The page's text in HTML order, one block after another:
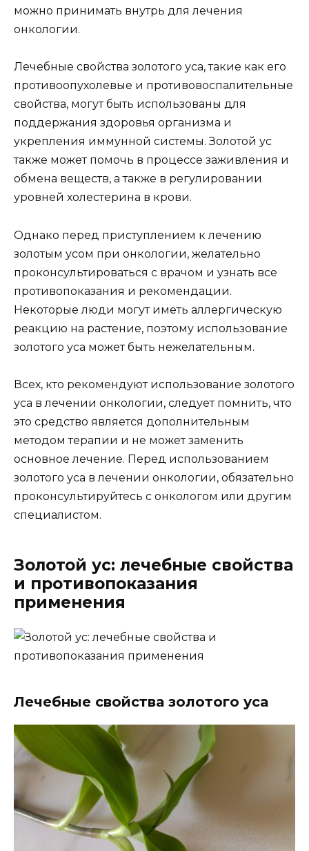
можно принимать внутрь для лечения
онкологии.
Лечебные свойства золотого уса, такие как его
противоопухолевые и противовоспалительные
свойства, могут быть использованы для
поддержания здоровья организма и
укрепления иммунной системы. Золотой ус
также может помочь в процессе заживления и
обмена веществ, а также в регулировании
уровней холестерина в крови.
Однако перед приступлением к лечению
золотым усом при онкологии, желательно
проконсультироваться с врачом и узнать все
противопоказания и рекомендации.
Некоторые люди могут иметь аллергическую
реакцию на растение, поэтому использование
золотого уса может быть нежелательным.
Всех, кто рекомендуют использование золотого
уса в лечении онкологии, следует помнить, что
это средство является дополнительным
методом терапии и не может заменить
основное лечение. Перед использованием
золотого уса в лечении онкологии, обязательно
проконсультируйтесь с онкологом или другим
специалистом.
Золотой ус: лечебные свойства
и противопоказания
применения
Лечебные свойства золотого уса